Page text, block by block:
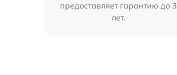
предоставляет гарантию до 3
лет.